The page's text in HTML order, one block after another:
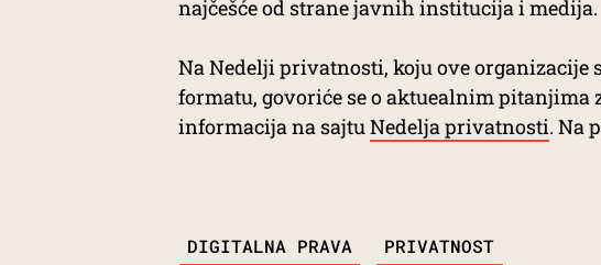
najčešće od strane javnih institucija i medija.
Na Nedelji privatnosti, koju ove organizacije
formatu, govoriće se o aktuealnim pitanjima
informacija na sajtuNedelja privatnosti. Na
DIGITALNA PRAVA PRIVATNOST